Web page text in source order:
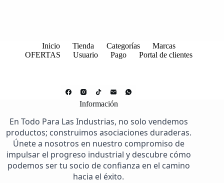
Inicio Tienda Categorías
Marcas
OFERTAS
Usuario Pago Portal de clientes
Información
En Todo Para Las Industrias, no solo vendemos
productos; construimos asociaciones duraderas.
Únete a nosotros en nuestro compromiso de
impulsar el progreso industrial y descubre cómo
podemos ser tu socio de confianza en el camino
hacia el éxito.